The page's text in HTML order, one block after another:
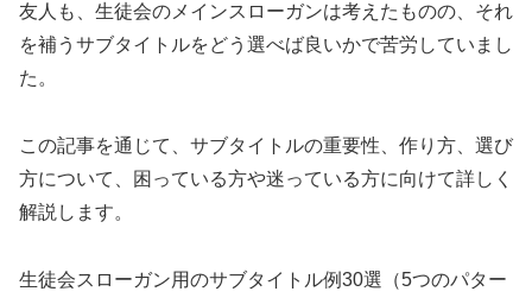
友人も、生徒会のメインスローガンは考えたものの、それ
を補うサブタイトルをどう選べば良いかで苦労していまし
た。
この記事を通じて、サブタイトルの重要性、作り方、選び
方について、困っている方や迷っている方に向けて詳しく
解説します。
生徒会スローガン用のサブタイトル例30選（5つのパター